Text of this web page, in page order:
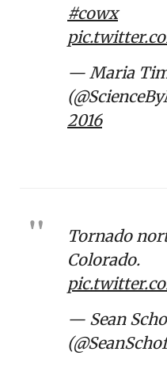
#cowx
— Maria
2016
Tornado
Colorado.
— Sean